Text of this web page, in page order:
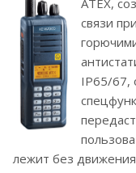
ATEX,
связи
IP65/67,
лежит без